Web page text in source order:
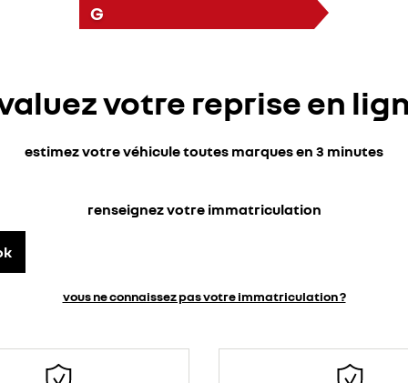
G
votre reprise en
estimez votre véhicule toutes marques en 3 minutes
renseignez votre immatriculation
vous ne connaissez pas votre immatriculation ?